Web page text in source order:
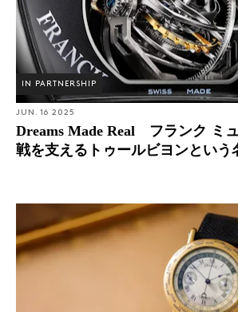
IN PARTNERSHIP
JUN. 16 2025
Dreams Made Real フランク ミ
戦を支えるトゥールビヨンという